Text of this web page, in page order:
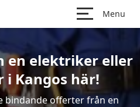
Menu
en elektriker eller
Kangos här!
bindande offerter från en